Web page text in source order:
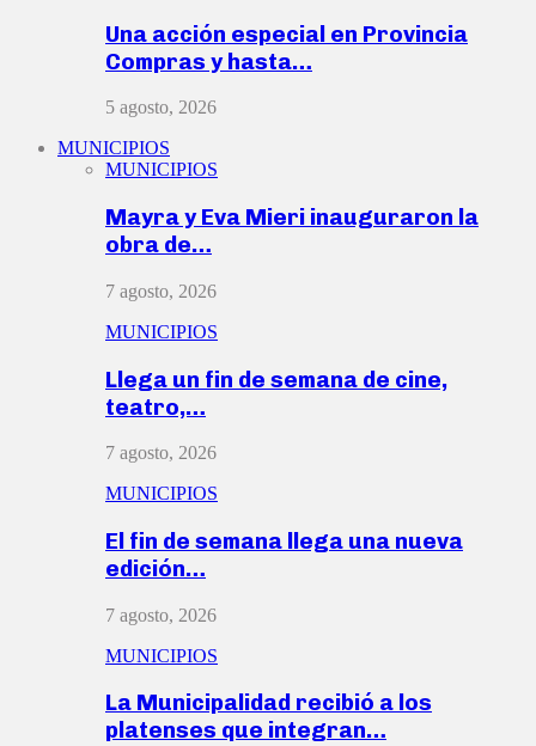
Una acción especial en Provincia
Compras y hasta…
5 agosto, 2026
MUNICIPIOS
MUNICIPIOS
Mayra y Eva Mieri inauguraron la
obra de…
7 agosto, 2026
MUNICIPIOS
Llega un fin de semana de cine,
teatro,…
7 agosto, 2026
MUNICIPIOS
El fin de semana llega una nueva
edición…
7 agosto, 2026
MUNICIPIOS
La Municipalidad recibió a los
platenses que integran…